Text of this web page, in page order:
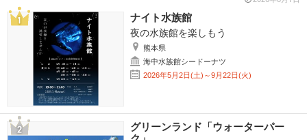
ナイト水族館
夜の水族館を楽しもう
熊本県
海中水族館シードーナツ
2026年5月2日(土)～9月22日(火)
グリーンランド「ウォーターパー